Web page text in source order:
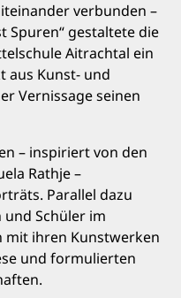
verbunden –
Spuren“ gestaltete die
Aitrachtal ein
aus Kunst- und
Vernissage seinen
– inspiriert von den
Rathje –
Parallel dazu
Schüler im
ihren Kunstwerken
und formulierten